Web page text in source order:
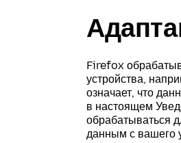
Firefox
устройства,
означает, что
в настоящем
обрабатываться
данным с вашего